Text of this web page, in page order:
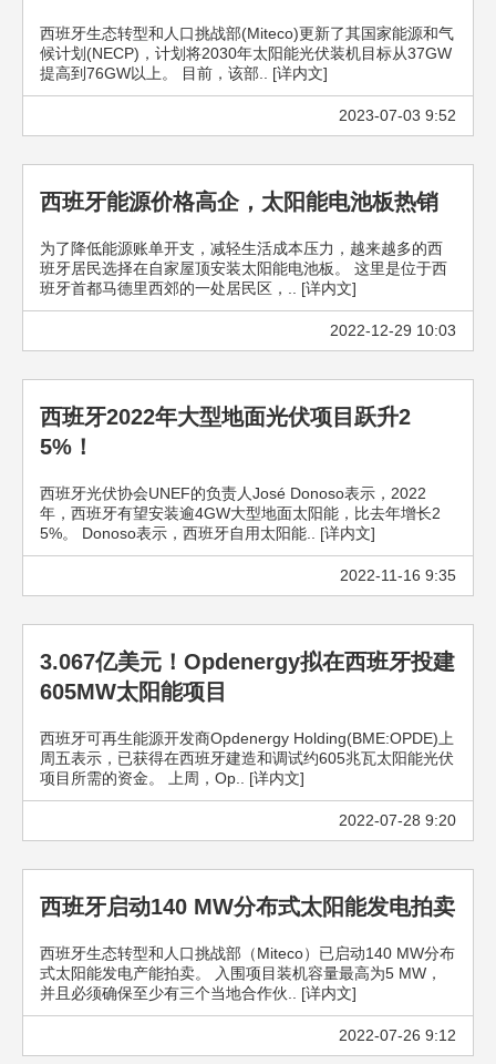
西班牙生态转型和人口挑战部(Miteco)更新了其国家能源和气
候计划(NECP)，计划将2030年太阳能光伏装机目标从37GW
提高到76GW以上。 目前，该部.. [详内文]
2023-07-03 9:52
西班牙能源价格高企，太阳能电池板热销
为了降低能源账单开支，减轻生活成本压力，越来越多的西
班牙居民选择在自家屋顶安装太阳能电池板。 这里是位于西
班牙首都马德里西郊的一处居民区，.. [详内文]
2022-12-29 10:03
西班牙2022年大型地面光伏项目跃升2
5%！
西班牙光伏协会UNEF的负责人José Donoso表示，2022
年，西班牙有望安装逾4GW大型地面太阳能，比去年增长2
5%。 Donoso表示，西班牙自用太阳能.. [详内文]
2022-11-16 9:35
3.067亿美元！Opdenergy拟在西班牙投建
605MW太阳能项目
西班牙可再生能源开发商Opdenergy Holding(BME:OPDE)上
周五表示，已获得在西班牙建造和调试约605兆瓦太阳能光伏
项目所需的资金。 上周，Op.. [详内文]
2022-07-28 9:20
西班牙启动140 MW分布式太阳能发电拍卖
西班牙生态转型和人口挑战部（Miteco）已启动140 MW分布
式太阳能发电产能拍卖。 入围项目装机容量最高为5 MW，
并且必须确保至少有三个当地合作伙.. [详内文]
2022-07-26 9:12